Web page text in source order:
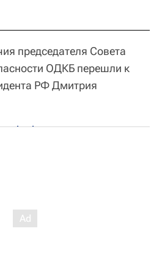
председателя Совета
ОДКБ перешли к
РФ Дмитрия